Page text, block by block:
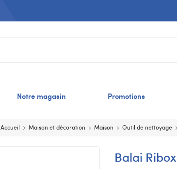
Notre magasin Promotions
Accueil Maison et décoration Maison Outil de nettoyage
Balai Ribox